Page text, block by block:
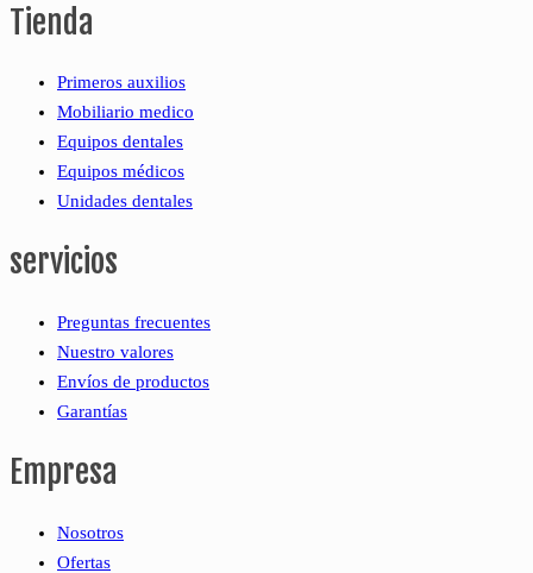
Tienda
Primeros auxilios
Mobiliario medico
Equipos dentales
Equipos médicos
Unidades dentales
servicios
Preguntas frecuentes
Nuestro valores
Envíos de productos
Garantías
Empresa
Nosotros
Ofertas